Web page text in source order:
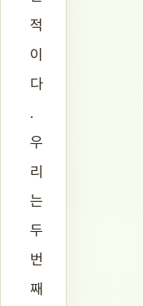
적
이
다
.
우
리
는
두
번
째